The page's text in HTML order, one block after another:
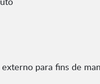
para fins de